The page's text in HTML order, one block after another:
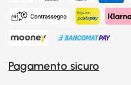
Pagamento sicuro